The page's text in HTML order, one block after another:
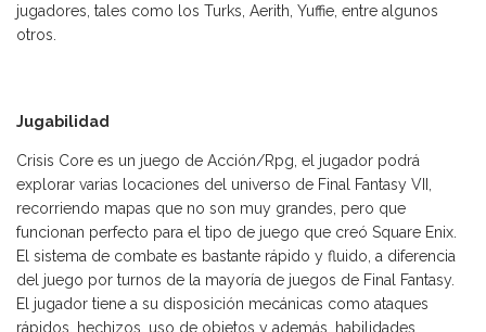
jugadores, tales como los Turks, Aerith, Yuffie, entre algunos
otros.
Jugabilidad
Crisis Core es un juego de Acción/Rpg, el jugador podrá
explorar varias locaciones del universo de Final Fantasy VII,
recorriendo mapas que no son muy grandes, pero que
funcionan perfecto para el tipo de juego que creó Square Enix.
El sistema de combate es bastante rápido y fluido, a diferencia
del juego por turnos de la mayoría de juegos de Final Fantasy.
El jugador tiene a su disposición mecánicas como ataques
rápidos, hechizos, uso de objetos y además, habilidades